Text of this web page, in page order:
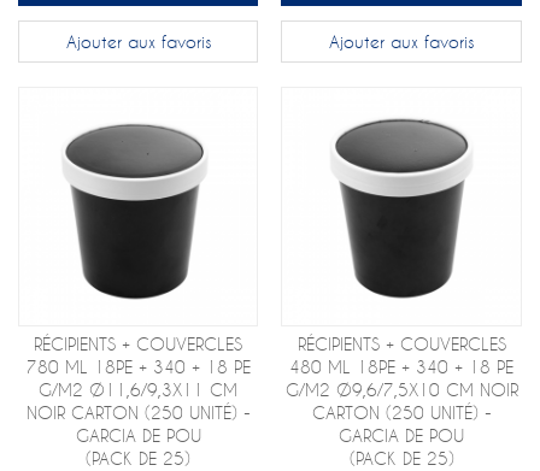
Ajouter aux favoris Ajouter aux favoris
RÉCIPIENTS + COUVERCLES
780 ML 18PE + 340 + 18 PE
G/M2 Ø11,6/9,3X11 CM
NOIR CARTON (250 UNITÉ) -
GARCIA DE POU
(PACK DE 25)
RÉCIPIENTS + COUVERCLES
480 ML 18PE + 340 + 18 PE
G/M2 Ø9,6/7,5X10 CM NOIR
CARTON (250 UNITÉ) -
GARCIA DE POU
(PACK DE 25)